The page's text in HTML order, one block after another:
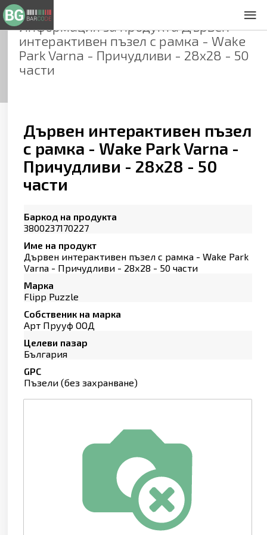
Информация за продуктаДървен
интерактивен пъзел с рамка - Wake
Park Varna - Причудливи - 28х28 - 50
части
Дървен интерактивен пъзел
с рамка - Wake Park Varna -
Причудливи - 28х28 - 50
части
Баркод на продукта
3800237170227
Име на продукт
Дървен интерактивен пъзел с рамка - Wake Park
Varna - Причудливи - 28х28 - 50 части
Марка
Flipp Puzzle
Собственик на марка
Арт Прууф ООД
Целеви пазар
България
GPC
Пъзели (без захранване)
Общи условия
Декларация за проверителност